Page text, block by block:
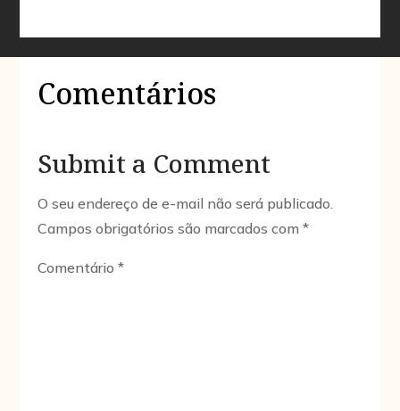
Comentários
Submit a Comment
O seu endereço de e-mail não será publicado.
Campos obrigatórios são marcados com*
Comentário*